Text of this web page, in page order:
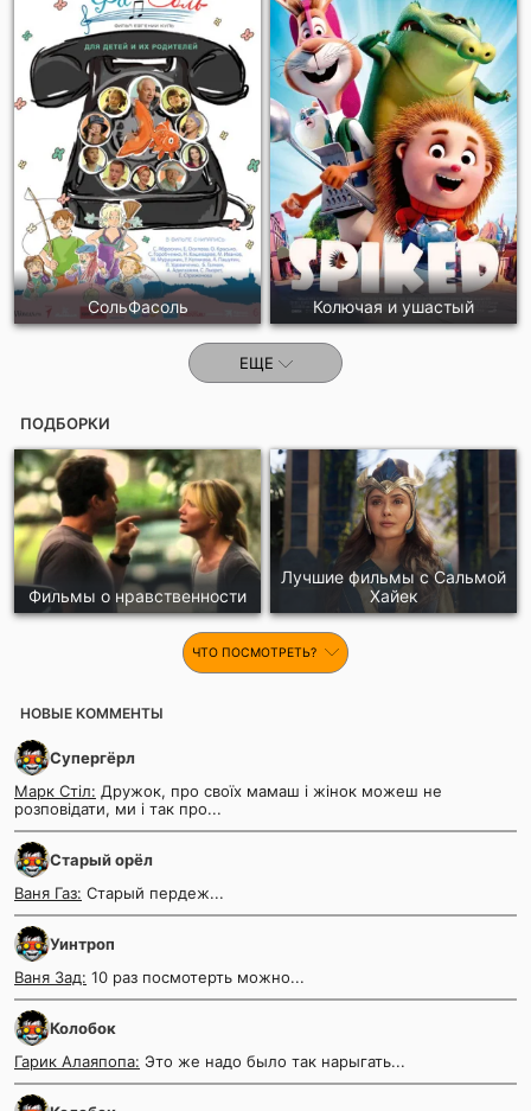
СольФасоль Колючая и ушастый
ЕЩЕ
ПОДБОРКИ
Фильмы о нравственности
Лучшие фильмы с Сальмой
Хайек
ЧТО ПОСМОТРЕТЬ?
НОВЫЕ КОММЕНТЫ
Супергёрл
Марк Стіл: Дружок, про своїх мамаш і жінок можеш не
розповідати, ми і так про...
Старый орёл
Ваня Газ: Старый пердеж...
Уинтроп
Ваня Зад: 10 раз посмотерть можно...
Колобок
Гарик Алаяпопа: Это же надо было так нарыгать...